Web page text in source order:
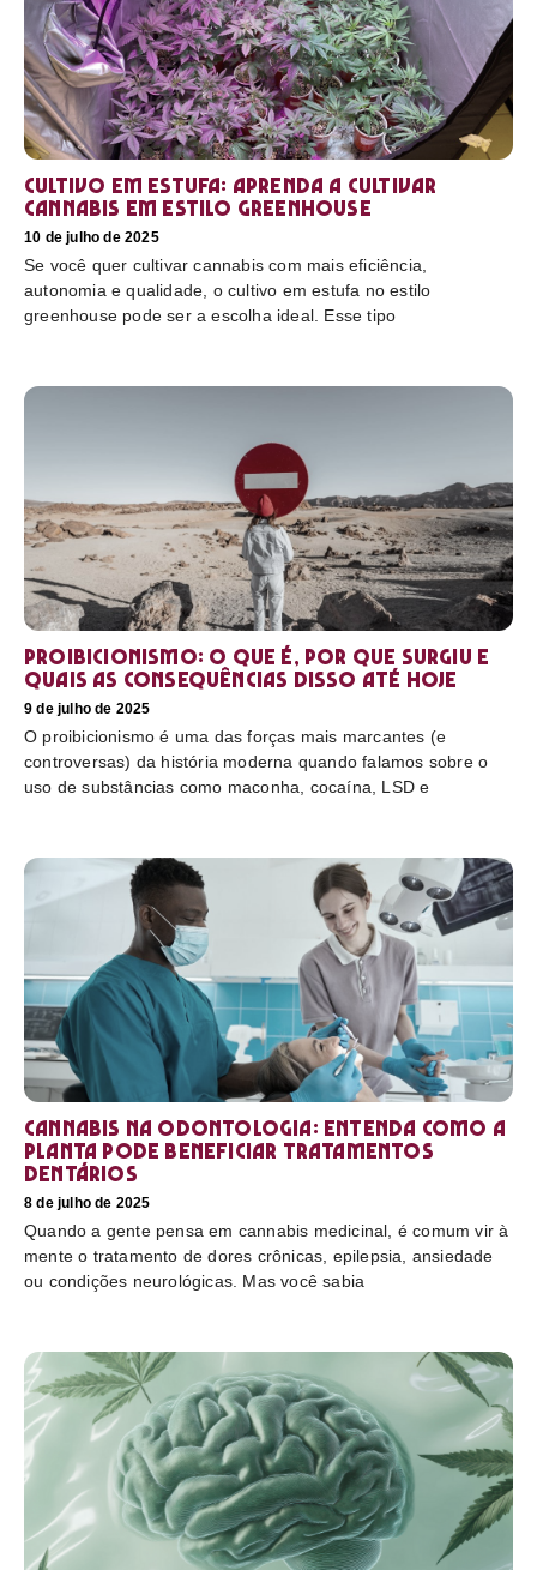
Cultivo em estufa: aprenda a cultivar
cannabis em estilo greenhouse
10 de julho de 2025
Se você quer cultivar cannabis com mais eficiência,
autonomia e qualidade, o cultivo em estufa no estilo
greenhouse pode ser a escolha ideal. Esse tipo
Proibicionismo: o que é, por que surgiu e
quais as consequências disso até hoje
9 de julho de 2025
O proibicionismo é uma das forças mais marcantes (e
controversas) da história moderna quando falamos sobre o
uso de substâncias como maconha, cocaína, LSD e
Cannabis na odontologia: entenda como a
planta pode beneficiar tratamentos
dentários
8 de julho de 2025
Quando a gente pensa em cannabis medicinal, é comum vir à
mente o tratamento de dores crônicas, epilepsia, ansiedade
ou condições neurológicas. Mas você sabia